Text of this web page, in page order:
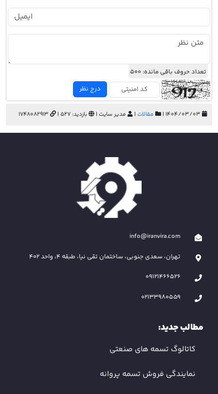
تعداد حروف باقی مانده: 500
درج نظر
مقالات | مدیر سایت | بازدید: 527 | 1748082913
info@iranvira.com
تهران، سعدی جنوبی، ساختمان تقی نیا، طبقه 4، واحد 402
09121466526
02133980559
مطالب جدید:
کاتالوگ تسمه های صنعتی
نمایندگی فروش تسمه پروانه